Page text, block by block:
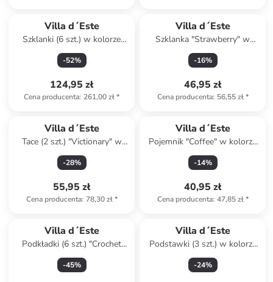
Villa d´Este
Szklanki (6 szt.) w kolorze
jasnobrązowym, żółtym i
beżowym - 500 ml
-52%
124,95 zł
Cena producenta: 261,00 zł*
Villa d´Este
Szklanka "Strawberry" w
kolorze czerwonym - 420 ml
-16%
46,95 zł
Cena producenta: 56,55 zł*
Villa d´Este
Tace (2 szt.) "Victionary" w
kolorze czarnym i białym
-28%
55,95 zł
Cena producenta: 78,30 zł*
Villa d´Este
Pojemnik "Coffee" w kolorze
białym - 750 ml
-14%
40,95 zł
Cena producenta: 47,85 zł*
Villa d´Este
Podkładki (6 szt.) "Crochet
Square" ze wzorem - 20 x 20
cm
-45%
Villa d´Este
Podstawki (3 szt.) w kolorze
brązowo-różowo-żółtym na
jajka - wys. 6 cm
-24%